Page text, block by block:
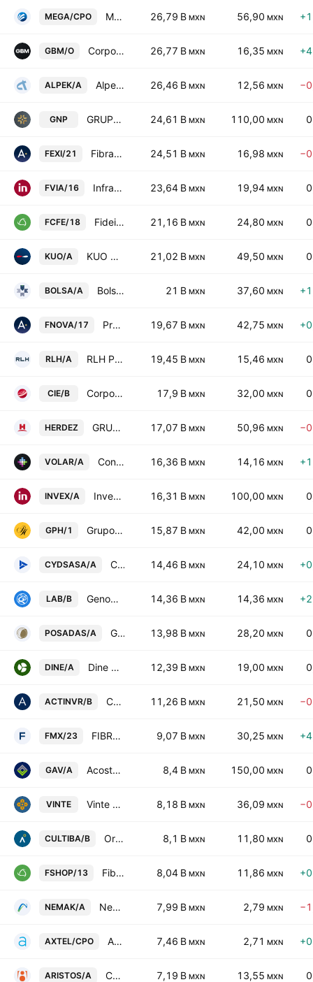
MEGA/CPO Megacable Hldgs SAB de CV Cert Part Ord Cons of 2 A 26,79 B MXN 56,90 MXN
GBM/O Corporativo GBM SAB de CV Class O 26,77 B MXN 16,35 MXN
ALPEK/A Alpek, S.A.B. de C.V. Class A 26,46 B MXN 12,56 MXN
GNP GRUPO NACIONAL PROVINCIAL 24,61 B MXN 110,00 MXN
FEXI/21 Fibra EXI 1 24,51 B MXN 16,98 MXN
FVIA/16 Infraestructura Viable SA de CV 23,64 B MXN 19,94 MXN
FCFE/18 Fideicomiso Irrevocable Numero 188156 21,16 B MXN 24,80 MXN
KUO/A KUO SAB de CV Class A 21,02 B MXN 49,50 MXN
BOLSA/A Bolsa Mexicana de Valores SAB de CV Class A 21 B MXN 37,60 MXN
FNOVA/17 Proyectos Inmobiliarios Carne Mart SA de CV 19,67 B MXN 42,75 MXN
RLH/A RLH Properties SAB de CV Class A 19,45 B MXN 15,46 MXN
CIE/B Corporacion Interamericana de Entretenimiento SA de CV Class B 17,9 B MXN 32,00 MXN
HERDEZ GRUPO HERDEZ 17,07 B MXN 50,96 MXN
VOLAR/A Controladora Vuela Compania de Aviacion SAB de CV Class A 16,36 B MXN 14,16 MXN
INVEX/A Invex Controladora SAB de CV Class A 16,31 B MXN 100,00 MXN
GPH/1 Grupo Palacio de Hierro SAB de CV 15,87 B MXN 42,00 MXN
CYDSASA/A Cydsa SAB de CV Class A 14,46 B MXN 24,10 MXN
LAB/B Genomma Lab Internacional SAB de CV Class B 14,36 B MXN 14,36 MXN
POSADAS/A Grupo Posadas SAB de CV Class A 13,98 B MXN 28,20 MXN
DINE/A Dine Sab de CV Class A 12,39 B MXN 19,00 MXN
ACTINVR/B Corporacion Actinver, SAB de CV Series -B- 11,26 B MXN 21,50 MXN
FMX/23 FIBRAeMX 9,07 B MXN 30,25 MXN
GAV/A Acosta Verde SAB de CV Class A 8,4 B MXN 150,00 MXN
VINTE Vinte Viviendas Integrales SAB DE CV 8,18 B MXN 36,09 MXN
CULTIBA/B Organizacion Cultiba SAB de CV Class B 8,1 B MXN 11,80 MXN
FSHOP/13 Fibra Shop Portafolios Inmobiliarios S.A.P.I. de C.V. 8,04 B MXN 11,86 MXN
NEMAK/A Nemak SAB de CV 7,99 B MXN 2,79 MXN
AXTEL/CPO Axtel SAB de CV Cert.Part.Ord. Repr.7 Shs B 7,46 B MXN 2,71 MXN
ARISTOS/A Consorcio Aristos SAB de CV Cl -A- 7,19 B MXN 13,55 MXN